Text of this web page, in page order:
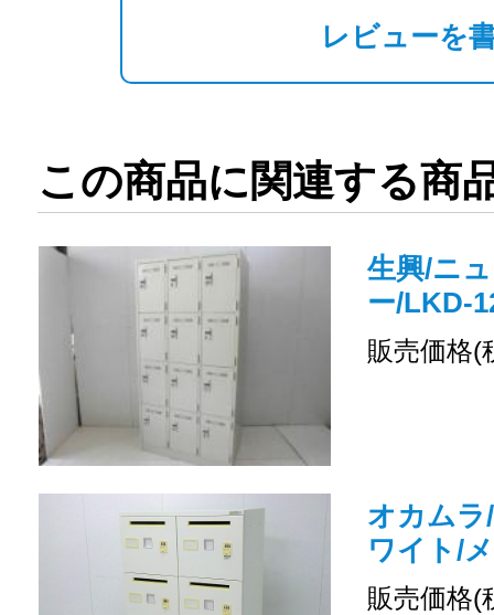
レビューを
この商品に関連する商
生興/ニ
ー/LKD-
販売価格(
オカム
ワイト/
販売価格(